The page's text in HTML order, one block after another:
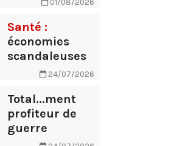
01/08/2026
Santé :
économies
scandaleuses
24/07/2026
Total...ment
profiteur de
guerre